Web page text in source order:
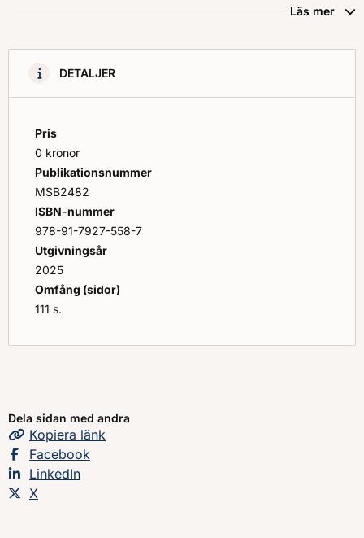
the Swedish Civil Contingencies Agency’s (MSB) own
all of which are in pursuit of a sixth stated civil defence
objective, namely to “use available resources to
Läs mer
DETALJER
Pris
0 kronor
Publikationsnummer
MSB2482
ISBN-nummer
978-91-7927-558-7
Utgivningsår
2025
Omfång (sidor)
111 s.
Dela sidan med andra
Kopiera sidans
länk
Dela sidan på
Facebook
Dela sidan på
LinkedIn
Dela sidan på
X